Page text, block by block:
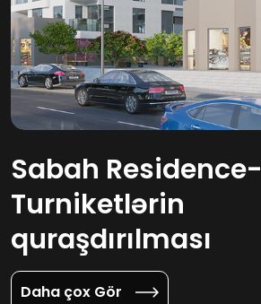
Sabah Residence-
Turniketlərin
quraşdırılması
Daha çox Gör